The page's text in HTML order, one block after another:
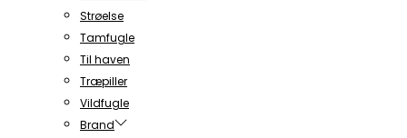
Strøelse
Tamfugle
Til haven
Træpiller
Vildfugle
Brand